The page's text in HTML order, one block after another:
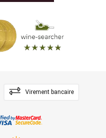
Virement bancaire